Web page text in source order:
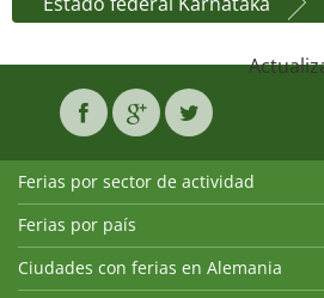
Ferias por sector de actividad
Ferias por país
Ciudades con ferias en Alemania